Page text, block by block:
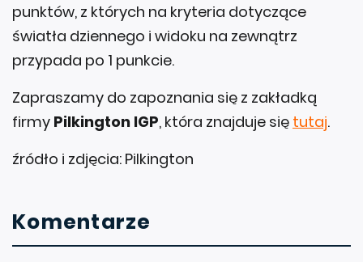
punktów, z których na kryteria dotyczące
światła dziennego i widoku na zewnątrz
przypada po 1 punkcie.
Zapraszamy do zapoznania się z zakładką
firmy Pilkington IGP, która znajduje się tutaj.
źródło i zdjęcia: Pilkington
Komentarze